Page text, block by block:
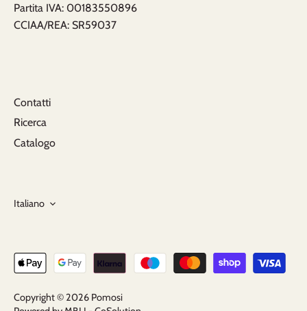
Partita IVA: 00183550896
CCIAA/REA: SR59037
Contatti
Ricerca
Catalogo
Lingua
Italiano
Copyright © 2026 Pomosi